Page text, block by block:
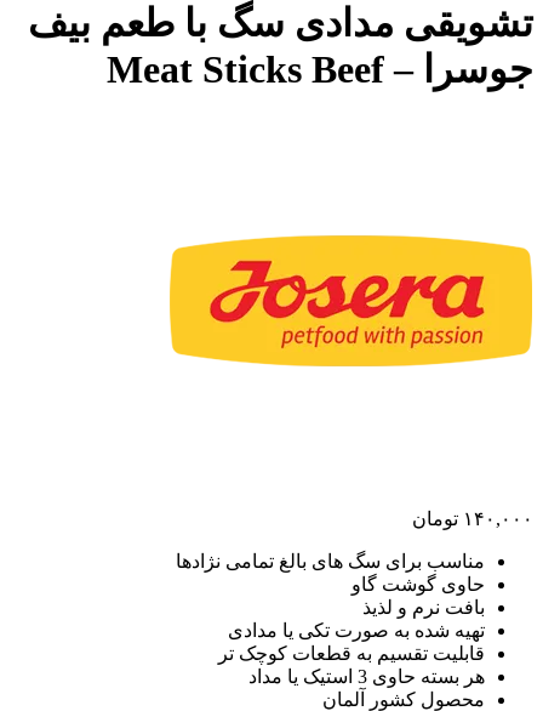
تشویقی مدادی سگ با طعم بیف
جوسرا – Meat Sticks Beef
۱۴۰,۰۰۰ تومان
مناسب برای سگ های بالغ تمامی نژادها
حاوی گوشت گاو
بافت نرم و لذیذ
تهیه شده به صورت تکی یا مدادی
قابلیت تقسیم به قطعات کوچک تر
هر بسته حاوی 3 استیک یا مداد
محصول کشور آلمان